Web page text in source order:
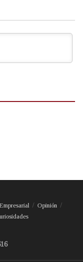
Empresarial
Opinión